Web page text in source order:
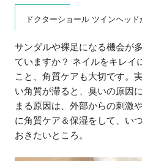
ドクターショール ツインヘッ
サンダルや裸足になる機会が
ていますか？ ネイルをキレイ
こと、角質ケアも大切です。
い角質が滞ると、臭いの原因
まる原因は、外部からの刺激
に角質ケア＆保湿をして、い
おきたいところ。